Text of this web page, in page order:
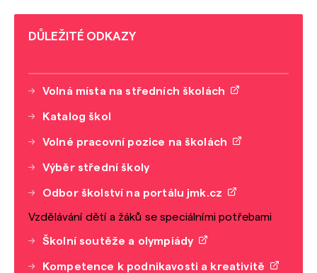
DŮLEŽITÉ ODKAZY
Volná místa na středních školách
Katalog škol
Volné pracovní pozice na školách
Výběr střední školy
Odbor školství na portálu jmk.cz
Vzdělávání dětí a žáků se speciálními potřebami
Školní soutěže a olympiády
Kompetence k podnikavosti a kreativitě